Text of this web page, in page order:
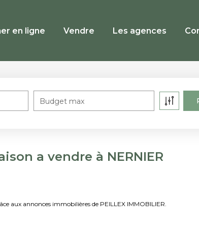
en ligne Vendre Les agences
Budget max
a vendre à NERNIER
aux annonces immobilières de PEILLEX IMMOBILIER.